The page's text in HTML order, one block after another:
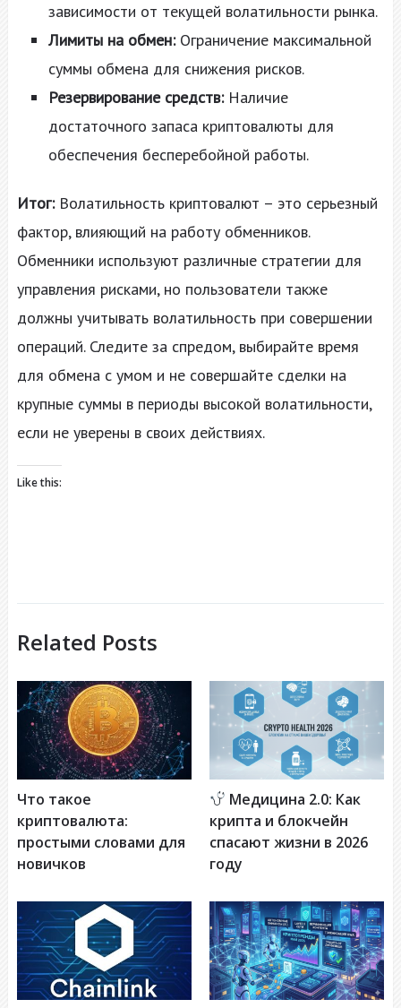
зависимости от текущей волатильности рынка.
Лимиты на обмен:Ограничение максимальной
суммы обмена для снижения рисков.
Резервирование средств:Наличие
достаточного запаса криптовалюты для
обеспечения бесперебойной работы.
Итог:Волатильность криптовалют – это серьезный
фактор, влияющий на работу обменников.
Обменники используют различные стратегии для
управления рисками, но пользователи также
должны учитывать волатильность при совершении
операций. Следите за спредом, выбирайте время
для обмена с умом и не совершайте сделки на
крупные суммы в периоды высокой волатильности,
если не уверены в своих действиях.
Like this:
Related Posts
Что такое
криптовалюта:
простыми словами для
новичков
Медицина 2.0: Как
крипта и блокчейн
спасают жизни в 2026
году